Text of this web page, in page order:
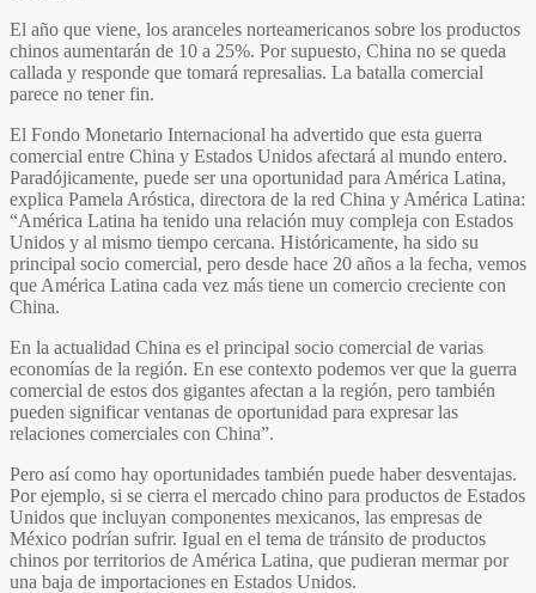
El año que viene, los aranceles norteamericanos sobre los productos
chinos aumentarán de 10 a 25%. Por supuesto, China no se queda
callada y responde que tomará represalias. La batalla comercial
parece no tener fin.
El Fondo Monetario Internacional ha advertido que esta guerra
comercial entre China y Estados Unidos afectará al mundo entero.
Paradójicamente, puede ser una oportunidad para América Latina,
explica Pamela Aróstica, directora de la red China y América Latina:
“América Latina ha tenido una relación muy compleja con Estados
Unidos y al mismo tiempo cercana. Históricamente, ha sido su
principal socio comercial, pero desde hace 20 años a la fecha, vemos
que América Latina cada vez más tiene un comercio creciente con
China.
En la actualidad China es el principal socio comercial de varias
economías de la región. En ese contexto podemos ver que la guerra
comercial de estos dos gigantes afectan a la región, pero también
pueden significar ventanas de oportunidad para expresar las
relaciones comerciales con China”.
Pero así como hay oportunidades también puede haber desventajas.
Por ejemplo, si se cierra el mercado chino para productos de Estados
Unidos que incluyan componentes mexicanos, las empresas de
México podrían sufrir. Igual en el tema de tránsito de productos
chinos por territorios de América Latina, que pudieran mermar por
una baja de importaciones en Estados Unidos.